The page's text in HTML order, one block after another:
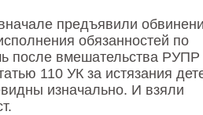
предъявили
обязанностей по
после вмешательства РУПР
110 УК за истязания
изначально. И взяли